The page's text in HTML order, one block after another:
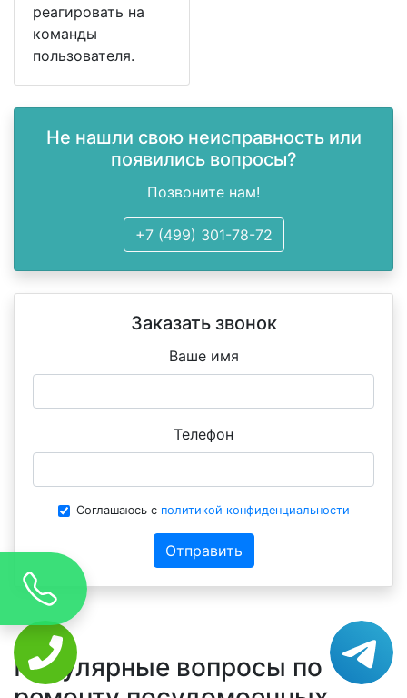
реагировать на
команды
пользователя.
Не нашли свою неисправность или
появились вопросы?
Позвоните нам!
+7 (499) 301-78-72
Заказать звонок
Ваше имя
Телефон
Соглашаюсь с политикой конфиденциальности
Отправить
Популярные вопросы по